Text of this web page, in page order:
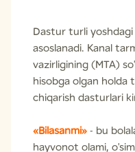
Dastur turli
asoslanadi. Kanal
vazirligining (MTA)
hisobga olgan holda
chiqarish dasturlari
«Bilasanmi» - bu
hayvonot olami,